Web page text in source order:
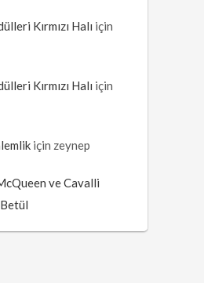
Kırmızı Halı için
Kırmızı Halı için
için zeynep
ve Cavalli
Betül